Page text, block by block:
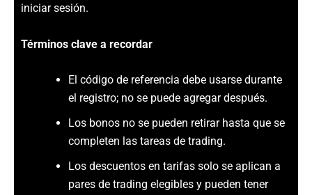
iniciar sesión.
Términos clave a recordar
El código de referencia debe usarse durante
el registro; no se puede agregar después.
Los bonos no se pueden retirar hasta que se
completen las tareas de trading.
Los descuentos en tarifas solo se aplican a
pares de trading elegibles y pueden tener